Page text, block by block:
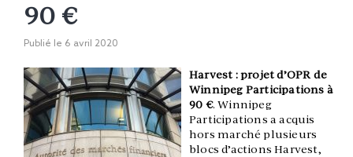
90 €
Publié le 6 avril 2020
Harvest : projet d’OPR de
Winnipeg Participations à
90 €. Winnipeg
Participations a acquis
hors marché plusieurs
blocs d’actions Harvest,